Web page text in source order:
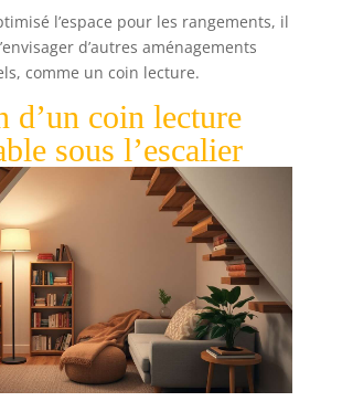
d'organiser avec caractère
l’espace pour les rangements, il
d’autres aménagements
comme un coin lecture.
d’un coin lecture
sous l’escalier